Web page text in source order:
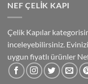
NEF ÇELIK KAPI
Çelik Kapılar
inceleyebilirsiniz.
uygun fiyatlı ürünler